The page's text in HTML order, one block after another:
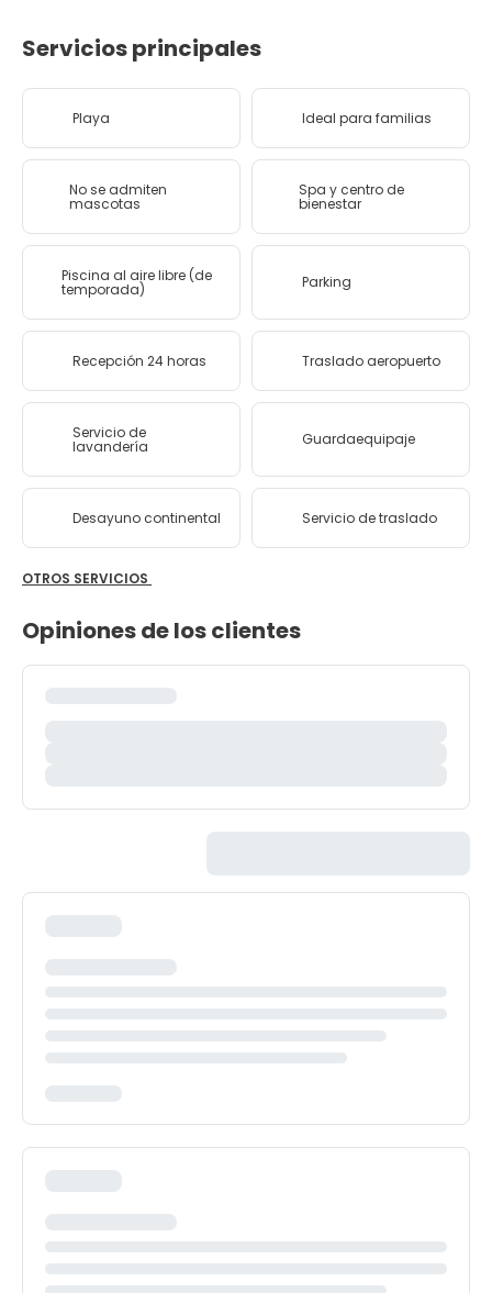
Servicios principales
Playa Ideal para familias
No se admiten
mascotas
Spa y centro de
bienestar
Piscina al aire libre (de
temporada) Parking
Recepción 24 horas Traslado aeropuerto
Servicio de
lavandería Guardaequipaje
Desayuno continental Servicio de traslado
OTROS SERVICIOS
Opiniones de los clientes